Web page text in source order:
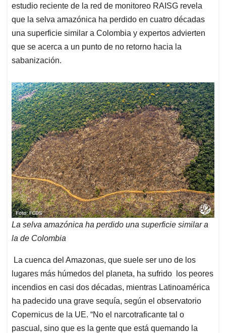
estudio reciente de la red de monitoreo RAISG revela
que la selva amazónica ha perdido en cuatro décadas
una superficie similar a Colombia y expertos advierten
que se acerca a un punto de no retorno hacia la
sabanización.
La selva amazónica ha perdido una superficie similar a
la de Colombia
La cuenca del Amazonas, que suele ser uno de los
lugares más húmedos del planeta, ha sufrido los peores
incendios en casi dos décadas, mientras Latinoamérica
ha padecido una grave sequía, según el observatorio
Copernicus de la UE. “No el narcotraficante tal o
pascual, sino que es la gente que está quemando la